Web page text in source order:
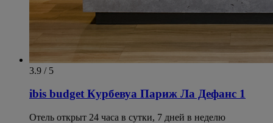
3.9 / 5
ibis budget Курбевуа Париж Ла Дефанс 1
Отель открыт 24 часа в сутки, 7 дней в неделю